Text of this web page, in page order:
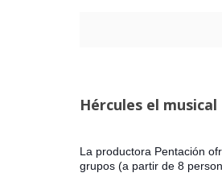
Hércules el musical
La productora Pentación
grupos (a partir de 8